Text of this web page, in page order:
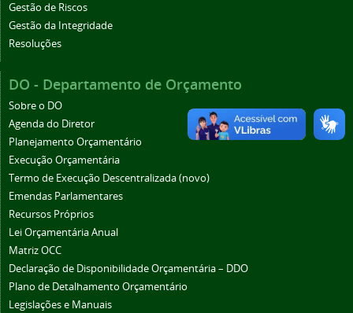
Gestão de Riscos
Gestão da Integridade
Resoluções
DO - Departamento de Orçamento
Sobre o DO
Agenda do Diretor
Planejamento Orçamentário
Execução Orçamentária
Termo de Execução Descentralizada (novo)
Emendas Parlamentares
Recursos Próprios
Lei Orçamentária Anual
Matriz OCC
Declaração de Disponibilidade Orçamentária – DDO
Plano de Detalhamento Orçamentário
Legislações e Manuais